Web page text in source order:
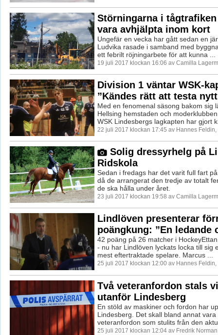
Störningarna i
vara avhjälpta inom kort
Ungefär en vecka har gått sedan en
Ludvika rasade i samband med
ett febrilt röjningarbete för att kunna ...
19 juli 2017 klockan 16:06 av Camilla
Division 1 väntar WSK-
”Kändes rätt att testa
Med en fenomenal säsong bakom sig
Hellsing hemstaden och
WSK Lindesbergs lagkapten har gjort
22 juli 2017 klockan 17:45 av Hannes
Solig dressyrhelg på
Ridskola
Sedan i fredags har det varit full fart
då de arrangerat den tredje av totalt
de ska hålla under året.
23 juli 2017 klockan 19:58 av Camilla
Lindlöven presenterar
poängkung: ”En ledande
42 poäng på 26 matcher i
- nu har Lindlöven lyckats locka till sig
mest eftertraktade spelare. Marcus ...
25 juli 2017 klockan 12:00 av Hannes
Två veteranfordon stals
utanför Lindesberg
En stöld av maskiner och fordon har
Lindesberg. Det skall bland annat vara
veteranfordon som stulits från den
25 juli 2017 klockan 12:04 av Fredrik